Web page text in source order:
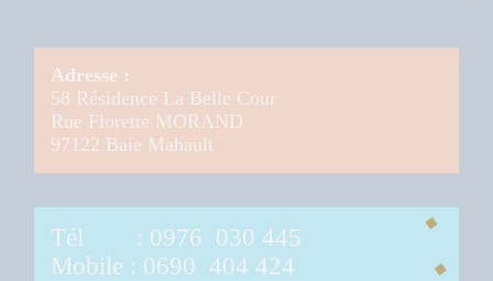
Adresse :
58 Résidence La Belle Cour
Rue Florette MORAND
97122 Baie Mahault
Tél : 0976 030 445
Mobile : 0690 404 424